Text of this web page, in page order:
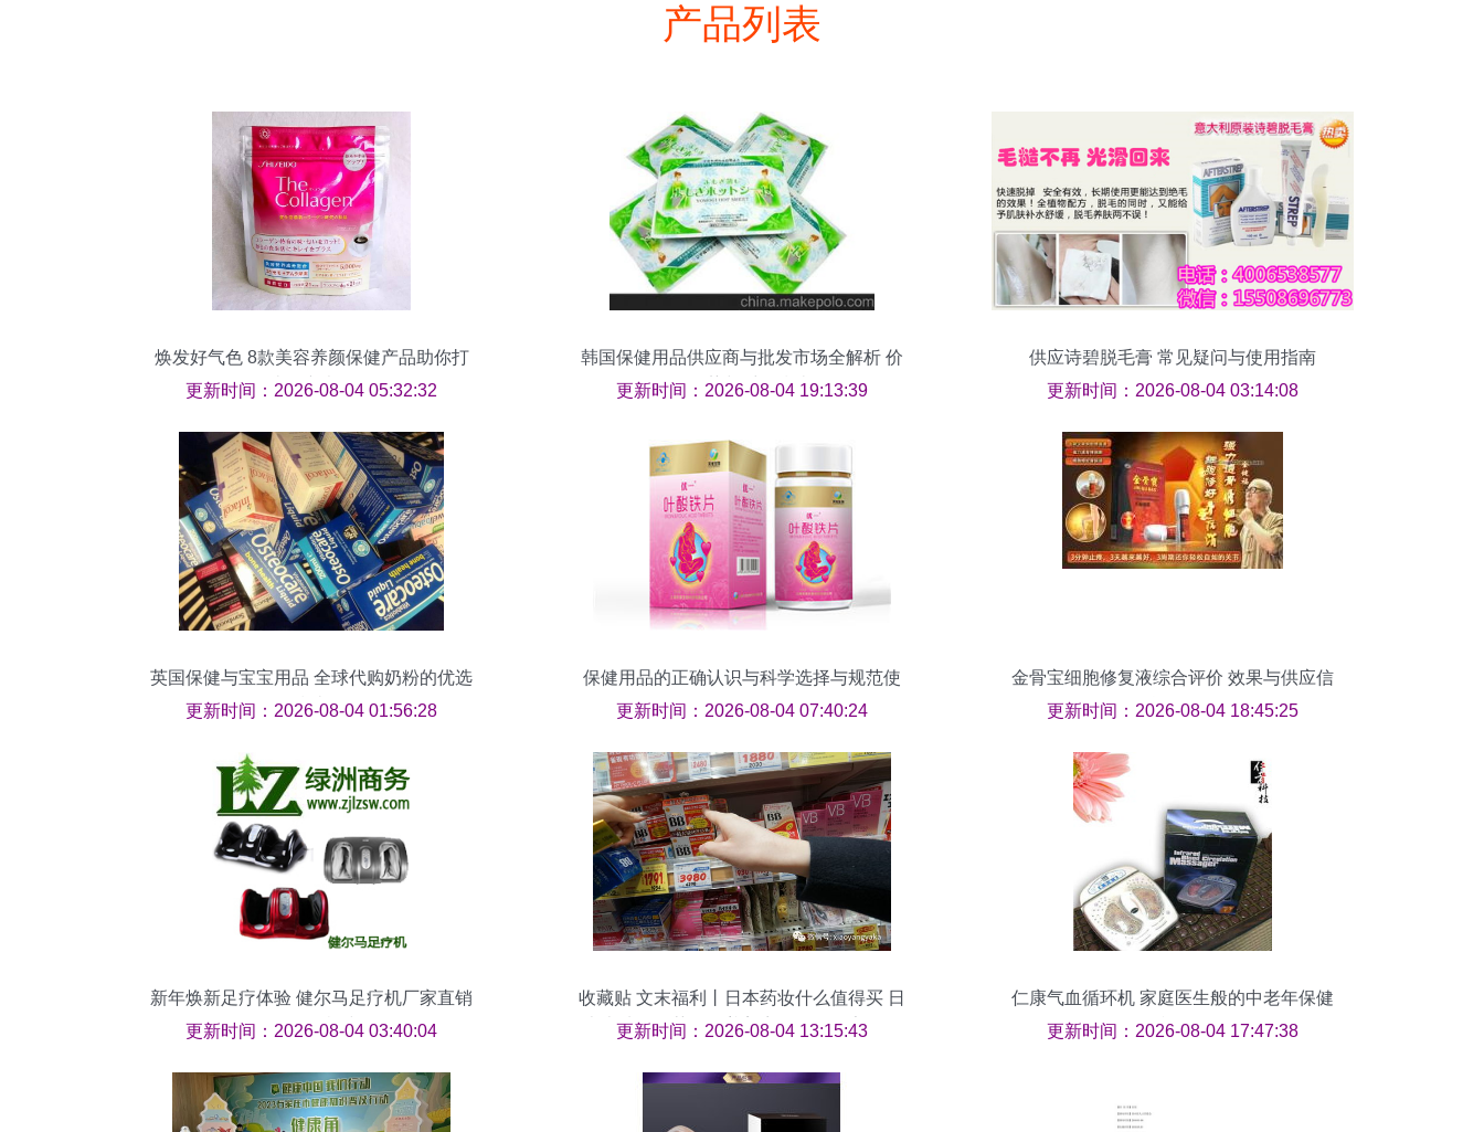
产品列表
焕发好气色 8款美容养颜保健产品助你打
造红润光彩
更新时间：2026-08-04 05:32:32
韩国保健用品供应商与批发市场全解析 价
格优势与采购指南
更新时间：2026-08-04 19:13:39
供应诗碧脱毛膏 常见疑问与使用指南
更新时间：2026-08-04 03:14:08
英国保健与宝宝用品 全球代购奶粉的优选
指南
更新时间：2026-08-04 01:56:28
保健用品的正确认识与科学选择与规范使
用
更新时间：2026-08-04 07:40:24
金骨宝细胞修复液综合评价 效果与供应信
息解析
更新时间：2026-08-04 18:45:25
新年焕新足疗体验 健尔马足疗机厂家直销
批发正当时
更新时间：2026-08-04 03:40:04
收藏贴 文末福利丨日本药妆什么值得买 日
本本地人推荐，涵盖美容、保健、家居用
更新时间：2026-08-04 13:15:43
仁康气血循环机 家庭医生般的中老年保健
利器
更新时间：2026-08-04 17:47:38